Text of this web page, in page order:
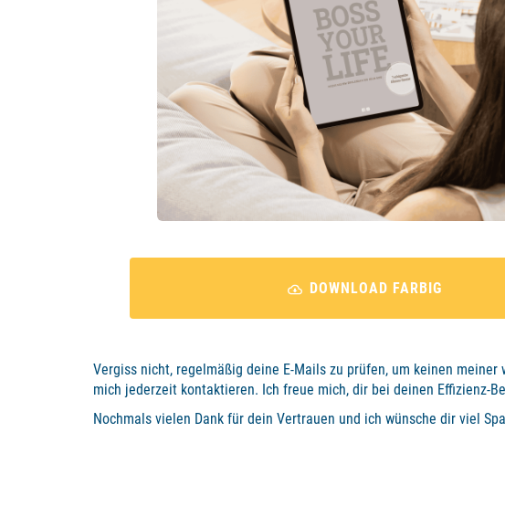
DOWNLOAD FARBIG
Vergiss nicht, regelmäßig deine E-Mails zu prüfen, um keinen
mich jederzeit kontaktieren. Ich freue mich, dir bei deinen Effizienz-
Nochmals vielen Dank für dein Vertrauen und ich wünsche dir viel